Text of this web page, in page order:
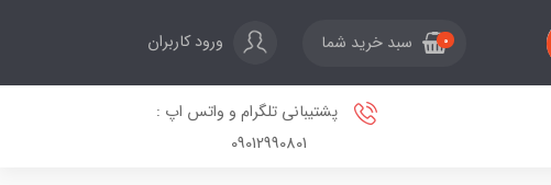
0 سبد خرید شما ورود کاربران
پشتیبانی تلگرام و واتس اپ :
09012990801